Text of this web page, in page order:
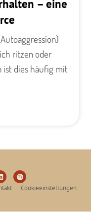
– eine
ritzen oder
ist dies häufig mit
Cookieeinstellungen